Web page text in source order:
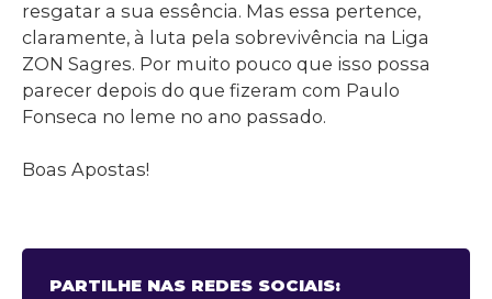
resgatar a sua essência. Mas essa pertence,
claramente, à luta pela sobrevivência na Liga
ZON Sagres. Por muito pouco que isso possa
parecer depois do que fizeram com Paulo
Fonseca no leme no ano passado.
Boas Apostas!
PARTILHE NAS REDES SOCIAIS: